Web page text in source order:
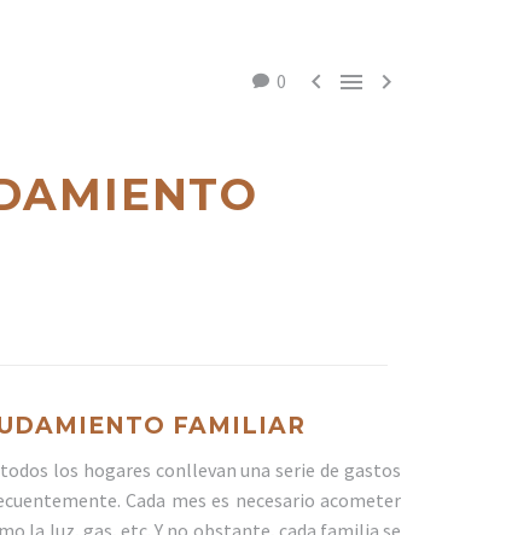
0   
FAMILIAR
los hogares conllevan una serie de gastos
Cada mes es necesario acometer